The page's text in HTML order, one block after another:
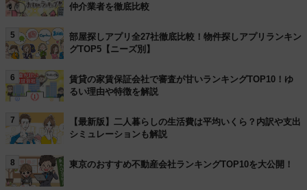
仲介業者を徹底比較
5
部屋探しアプリ全27社徹底比較！物件探しアプリランキン
グTOP5【ニーズ別】
6
賃貸の家賃保証会社で審査が甘いランキングTOP10！ゆ
るい理由や特徴を解説
7
【最新版】二人暮らしの生活費は平均いくら？内訳や支出
シミュレーションも解説
8 東京のおすすめ不動産会社ランキングTOP10を大公開！